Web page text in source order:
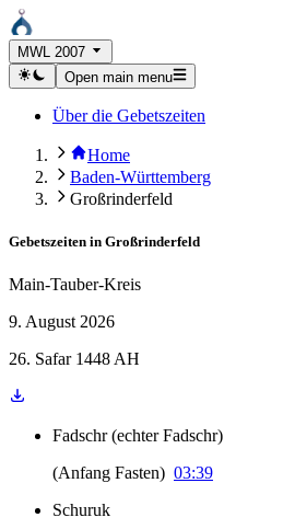
MWL 2007
Open main menu
Über die Gebetszeiten
Home
Baden-Württemberg
Großrinderfeld
Gebetszeiten in Großrinderfeld
Main-Tauber-Kreis
9. August 2026
26. Safar 1448 AH
Fadschr (echter Fadschr)
(Anfang Fasten) 03:39
Schuruk